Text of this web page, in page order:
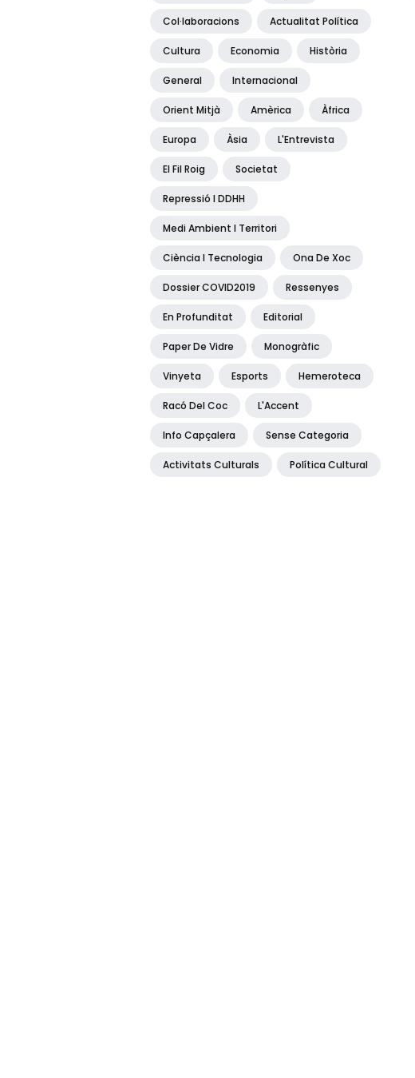
Col·laboracions Actualitat Política
Cultura Economia Història
General Internacional
Orient Mitjà Amèrica Àfrica
Europa Àsia L'Entrevista
El Fil Roig Societat
Repressió I DDHH
Medi Ambient I Territori
Ciència I Tecnologia Ona De Xoc
Dossier COVID2019 Ressenyes
En Profunditat Editorial
Paper De Vidre Monogràfic
Vinyeta Esports Hemeroteca
Racó Del Coc L'Accent
Info Capçalera Sense Categoria
Activitats Culturals Política Cultural